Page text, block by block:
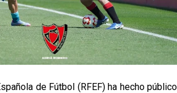
a Alberto Flores" por Rafa
el traspaso de Sow
de Fútbol (RFEF) ha hecho público